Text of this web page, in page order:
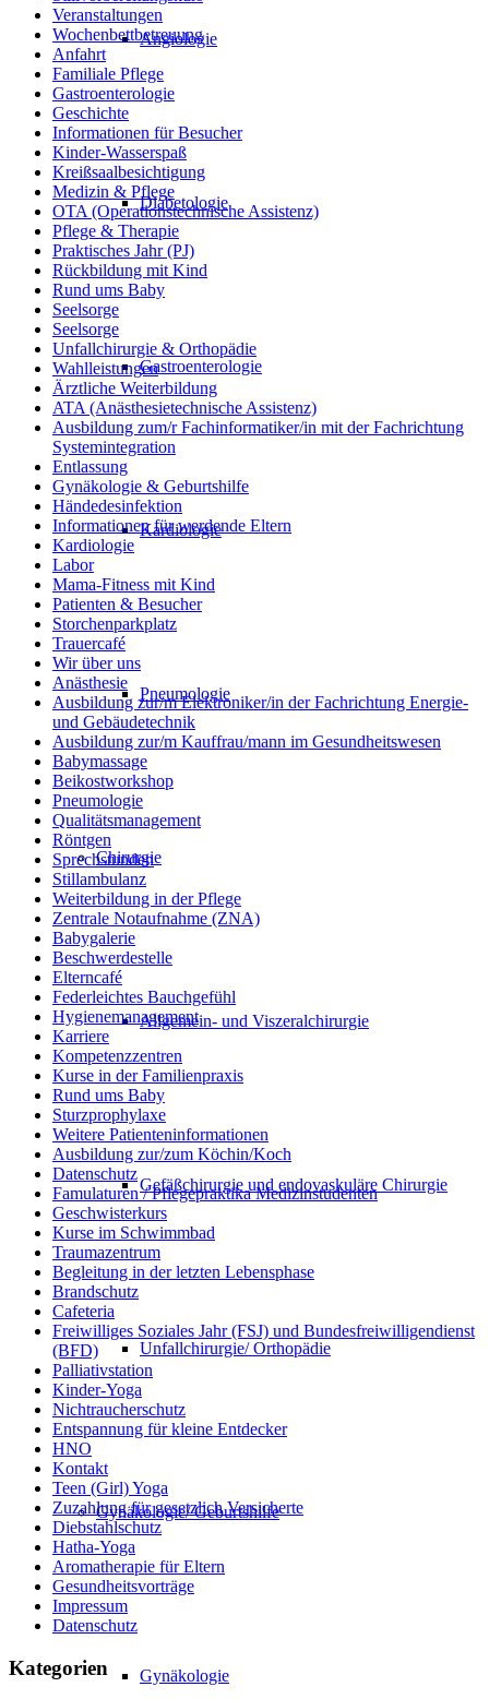
Angiologie
Diabetologie
Gastroenterologie
Kardiologie
Pneumologie
Chirurgie
Allgemein- und Viszeralchirurgie
Gefäßchirurgie und endovaskuläre Chirurgie
Unfallchirurgie/ Orthopädie
Gynäkologie/ Geburtshilfe
Gynäkologie
Veranstaltungen
Wochenbettbetreuung
Anfahrt
Familiale Pflege
Gastroenterologie
Geschichte
Informationen für Besucher
Kinder-Wasserspaß
Kreißsaalbesichtigung
Medizin & Pflege
OTA (Operationstechnische Assistenz)
Pflege & Therapie
Praktisches Jahr (PJ)
Rückbildung mit Kind
Rund ums Baby
Seelsorge
Seelsorge
Unfallchirurgie & Orthopädie
Wahlleistungen
Ärztliche Weiterbildung
ATA (Anästhesietechnische Assistenz)
Ausbildung zum/r Fachinformatiker/in mit der Fachrichtung
Systemintegration
Entlassung
Gynäkologie & Geburtshilfe
Händedesinfektion
Informationen für werdende Eltern
Kardiologie
Labor
Mama-Fitness mit Kind
Patienten & Besucher
Storchenparkplatz
Trauercafé
Wir über uns
Anästhesie
Ausbildung zur/m Elektroniker/in der Fachrichtung Energie-
und Gebäudetechnik
Ausbildung zur/m Kauffrau/mann im Gesundheitswesen
Babymassage
Beikostworkshop
Pneumologie
Qualitätsmanagement
Röntgen
Sprechstunden
Stillambulanz
Weiterbildung in der Pflege
Zentrale Notaufnahme (ZNA)
Babygalerie
Beschwerdestelle
Elterncafé
Federleichtes Bauchgefühl
Hygienemanagement
Karriere
Kompetenzzentren
Kurse in der Familienpraxis
Rund ums Baby
Sturzprophylaxe
Weitere Patienteninformationen
Ausbildung zur/zum Köchin/Koch
Datenschutz
Famulaturen / Pflegepraktika Medizinstudenten
Geschwisterkurs
Kurse im Schwimmbad
Traumazentrum
Begleitung in der letzten Lebensphase
Brandschutz
Cafeteria
Freiwilliges Soziales Jahr (FSJ) und Bundesfreiwilligendienst
(BFD)
Palliativstation
Kinder-Yoga
Nichtraucherschutz
Entspannung für kleine Entdecker
HNO
Kontakt
Teen (Girl) Yoga
Zuzahlung für gesetzlich Versicherte
Diebstahlschutz
Hatha-Yoga
Aromatherapie für Eltern
Gesundheitsvorträge
Impressum
Datenschutz
Kategorien